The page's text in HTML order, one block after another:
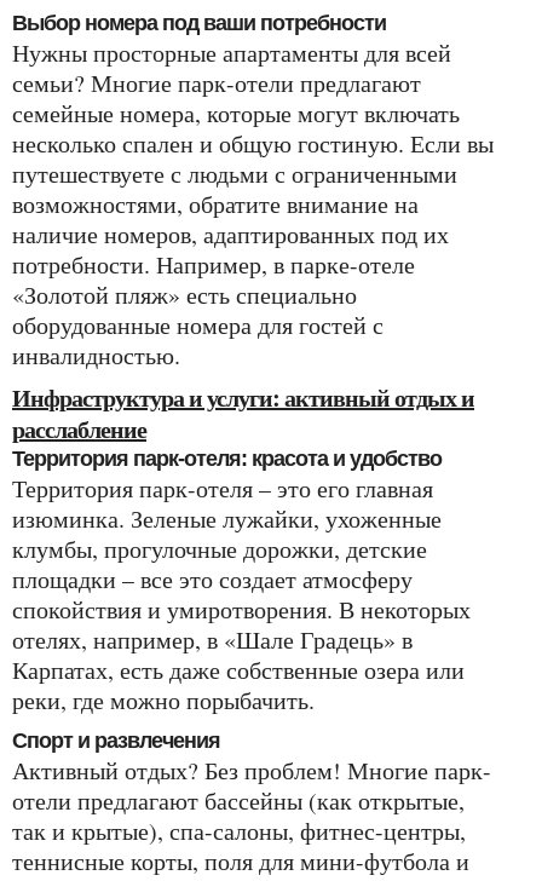
Выбор номера под ваши потребности
Нужны просторные апартаменты для всей
семьи? Многие парк-отели предлагают
семейные номера, которые могут включать
несколько спален и общую гостиную. Если вы
путешествуете с людьми с ограниченными
возможностями, обратите внимание на
наличие номеров, адаптированных под их
потребности. Например, в парке-отеле
«Золотой пляж» есть специально
оборудованные номера для гостей с
инвалидностью.
Инфраструктура и услуги: активный отдых и
расслабление
Территория парк-отеля: красота и удобство
Территория парк-отеля – это его главная
изюминка. Зеленые лужайки, ухоженные
клумбы, прогулочные дорожки, детские
площадки – все это создает атмосферу
спокойствия и умиротворения. В некоторых
отелях, например, в «Шале Градець» в
Карпатах, есть даже собственные озера или
реки, где можно порыбачить.
Спорт и развлечения
Активный отдых? Без проблем! Многие парк-
отели предлагают бассейны (как открытые,
так и крытые), спа-салоны, фитнес-центры,
теннисные корты, поля для мини-футбола и